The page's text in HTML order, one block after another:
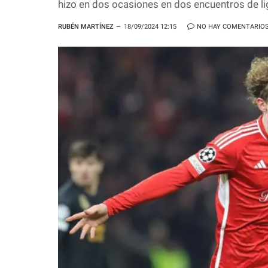
hizo en dos ocasiones en dos encuentros de
RUBÉN MARTÍNEZ 18/09/2024 12:15 NO HAY